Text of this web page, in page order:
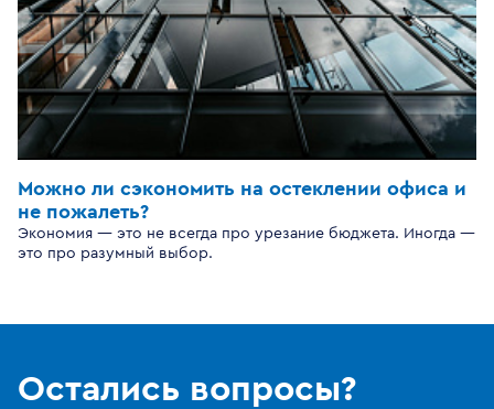
Можно ли сэкономить на остеклении офиса и
не пожалеть?
Экономия — это не всегда про урезание бюджета. Иногда —
это про разумный выбор.
Остались вопросы?